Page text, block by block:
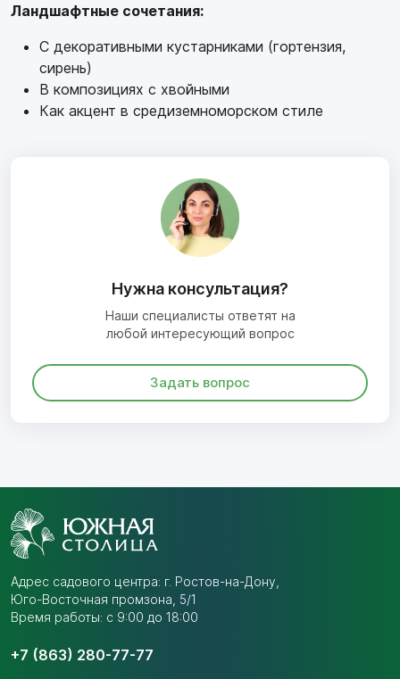
Ландшафтные сочетания:
С декоративными кустарниками (гортензия,
сирень)
В композициях с хвойными
Как акцент в средиземноморском стиле
Нужна консультация?
Наши специалисты ответят на
любой интересующий вопрос
Задать вопрос
Адрес садового центра: г. Ростов-на-Дону,
Юго-Восточная промзона, 5/1
Время работы: с 9:00 до 18:00
+7 (863) 280-77-77